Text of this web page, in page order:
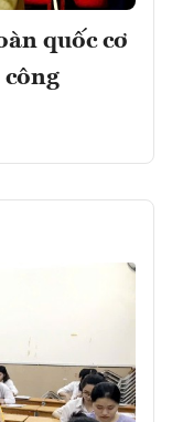
quốc cơ
công